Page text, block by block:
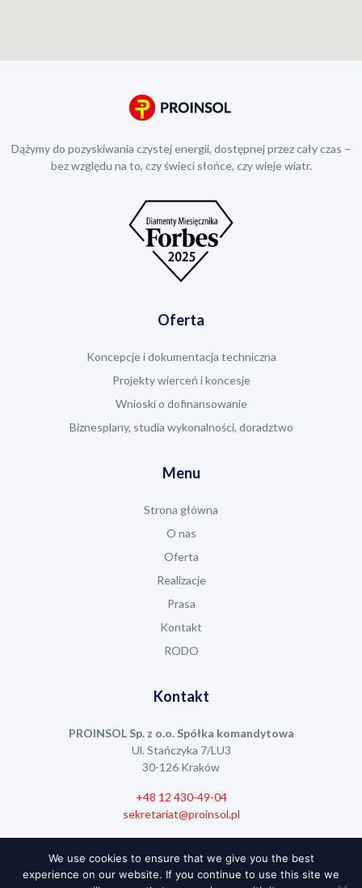
Dążymy do pozyskiwania czystej energii, dostępnej przez cały czas –
bez względu na to, czy świeci słońce, czy wieje wiatr.
Oferta
Koncepcje i dokumentacja techniczna
Projekty wierceń i koncesje
Wnioski o dofinansowanie
Biznesplany, studia wykonalności, doradztwo
Menu
Strona główna
O nas
Oferta
Realizacje
Prasa
Kontakt
RODO
Kontakt
PROINSOL Sp. z o.o. Spółka komandytowa
Ul. Stańczyka 7/LU3
30-126 Kraków
+48 12 430-49-04
sekretariat@proinsol.pl
© 2022 PROINSOL – Wszystkie prawa zastrzeżone.
We use cookies to ensure that we give you the best
experience on our website. If you continue to use this site we